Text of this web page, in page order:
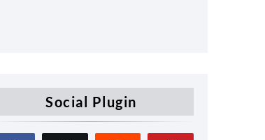
Social Plugin